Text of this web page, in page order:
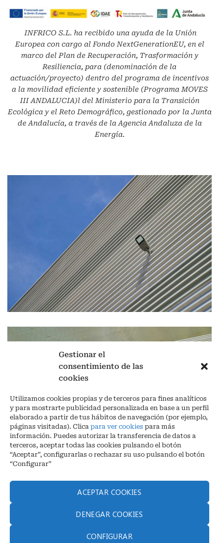
Gestionar el
consentimiento de las
cookies
Utilizamos cookies propias y de terceros para fines analíticos
y para mostrarte publicidad personalizada en base a un perfil
elaborado a partir de tus hábitos de navegación (por ejemplo,
páginas visitadas). Clica para ver cookies para más
información. Puedes autorizar la transferencia de datos a
terceros, aceptar todas las cookies pulsando el botón
“Aceptar”, configurarlas o rechazar su uso pulsando el botón
“Configurar”
ACEPTAR COOKIES
DENEGAR COOKIES
CONFIGURAR
INFRICO S.L. ha recibido una ayuda de la Unión
Europea con cargo al Fondo NextGenerationEU, en el
marco del Plan de Recuperación, Trasformación y
Resiliencia, para (denominación de la
actuación/proyecto) dentro del programa de incentivos
a la movilidad eficiente y sostenible (Programa MOVES
III ANDALUCIA)l del Ministerio para la Transición
Ecológica y el Reto Demográfico, gestionado por la Junta
de Andalucía, a través de la Agencia Andaluza de la
Energía.
Ctra. A-3132, De Aguilar a A-318 por Moriles km 15,5 M.I. (Córdoba)
España
info@infrico.com Infrico SL 2026©. Diseñado por